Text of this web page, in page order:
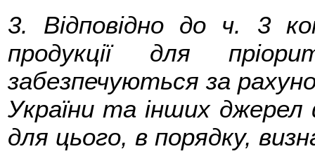
3. Відповідно до ч. 3
продукції для
забезпечуються за
України та інших
для цього, в порядку,